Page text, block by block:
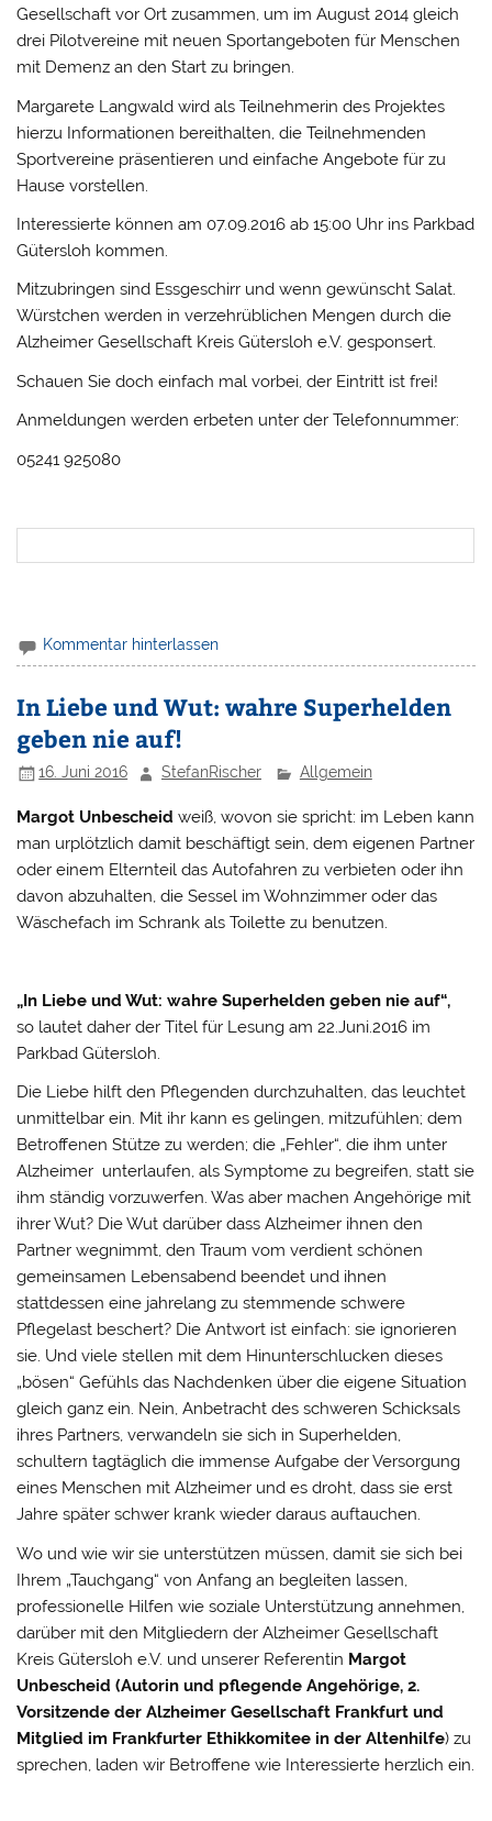
Gesellschaft vor Ort zusammen, um im August 2014 gleich
drei Pilotvereine mit neuen Sportangeboten für Menschen
mit Demenz an den Start zu bringen.
Margarete Langwald wird als Teilnehmerin des Projektes
hierzu Informationen bereithalten, die Teilnehmenden
Sportvereine präsentieren und einfache Angebote für zu
Hause vorstellen.
Interessierte können am 07.09.2016 ab 15:00 Uhr ins Parkbad
Gütersloh kommen.
Mitzubringen sind Essgeschirr und wenn gewünscht Salat.
Würstchen werden in verzehrüblichen Mengen durch die
Alzheimer Gesellschaft Kreis Gütersloh e.V. gesponsert.
Schauen Sie doch einfach mal vorbei, der Eintritt ist frei!
Anmeldungen werden erbeten unter der Telefonnummer:
05241 925080
Kommentar hinterlassen
In Liebe und Wut: wahre Superhelden
geben nie auf!
16. Juni 2016 StefanRischer Allgemein
Margot Unbescheid weiß, wovon sie spricht: im Leben kann
man urplötzlich damit beschäftigt sein, dem eigenen Partner
oder einem Elternteil das Autofahren zu verbieten oder ihn
davon abzuhalten, die Sessel im Wohnzimmer oder das
Wäschefach im Schrank als Toilette zu benutzen.
„In Liebe und Wut: wahre Superhelden geben nie auf“,
so lautet daher der Titel für Lesung am 22.Juni.2016 im
Parkbad Gütersloh.
Die Liebe hilft den Pflegenden durchzuhalten, das leuchtet
unmittelbar ein. Mit ihr kann es gelingen, mitzufühlen; dem
Betroffenen Stütze zu werden; die „Fehler“, die ihm unter
Alzheimer unterlaufen, als Symptome zu begreifen, statt sie
ihm ständig vorzuwerfen. Was aber machen Angehörige mit
ihrer Wut? Die Wut darüber dass Alzheimer ihnen den
Partner wegnimmt, den Traum vom verdient schönen
gemeinsamen Lebensabend beendet und ihnen
stattdessen eine jahrelang zu stemmende schwere
Pflegelast beschert? Die Antwort ist einfach: sie ignorieren
sie. Und viele stellen mit dem Hinunterschlucken dieses
„bösen“ Gefühls das Nachdenken über die eigene Situation
gleich ganz ein. Nein, Anbetracht des schweren Schicksals
ihres Partners, verwandeln sie sich in Superhelden,
schultern tagtäglich die immense Aufgabe der Versorgung
eines Menschen mit Alzheimer und es droht, dass sie erst
Jahre später schwer krank wieder daraus auftauchen.
Wo und wie wir sie unterstützen müssen, damit sie sich bei
Ihrem „Tauchgang“ von Anfang an begleiten lassen,
professionelle Hilfen wie soziale Unterstützung annehmen,
darüber mit den Mitgliedern der Alzheimer Gesellschaft
Kreis Gütersloh e.V. und unserer Referentin Margot
Unbescheid (Autorin und pflegende Angehörige, 2.
Vorsitzende der Alzheimer Gesellschaft Frankfurt und
Mitglied im Frankfurter Ethikkomitee in der Altenhilfe) zu
sprechen, laden wir Betroffene wie Interessierte herzlich ein.